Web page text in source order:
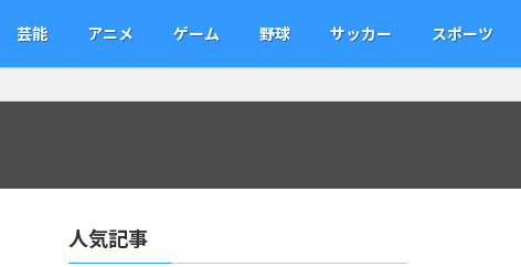
芸能 アニメ ゲーム 野球 サッカー スポーツ
人気記事